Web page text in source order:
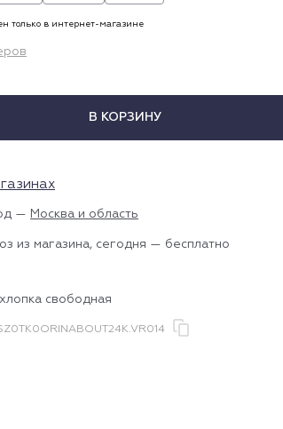
только в интернет-магазине
В КОРЗИНУ
— Москва и область
из магазина, сегодня — бесплатно
свободная